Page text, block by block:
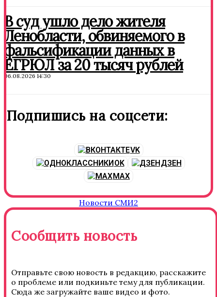
В суд ушло дело жителя
Ленобласти, обвиняемого в
фальсификации данных в
ЕГРЮЛ за 20 тысяч рублей
06.08.2026 14:30
Подпишись на соцсети:
VK
OK
ДЗЕН
MAX
Новости СМИ2
Сообщить новость
Отправьте свою новость в редакцию, расскажите
о проблеме или подкиньте тему для публикации.
Сюда же загружайте ваше видео и фото.